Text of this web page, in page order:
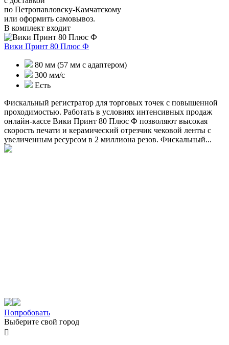
по Петропавловску-Камчатскому
или оформить самовывоз.
В комплект входит
Вики Принт 80 Плюс Ф
80 мм (57 мм с адаптером)
300 мм/с
Есть
Фискальный регистратор для торговых точек с повышенной
проходимостью. Работать в условиях интенсивных продаж
онлайн-кассе Вики Принт 80 Плюс Ф позволяют высокая
скорость печати и керамический отрезчик чековой ленты с
увеличенным ресурсом в 2 миллиона резов. Фискальный...
Попробовать
Выберите свой город
